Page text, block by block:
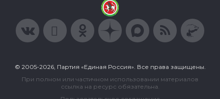
© 2005-2026, Партия «Единая Россия». Все права защищены.
При полном или частичном использовании материалов
ссылка на ресурс обязательна.